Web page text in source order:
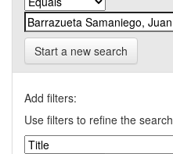
Start a new search
Add filters:
Use filters to refine the